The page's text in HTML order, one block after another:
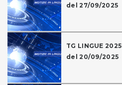
del 27/09/2025
TG LINGUE 2025
del 20/09/2025